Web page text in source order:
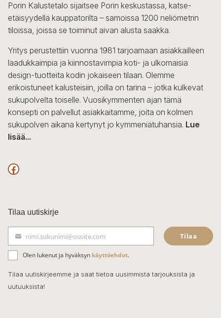
tehdä
valinnat
tuotteen
sivulla.
Porin Kalustetalo sijaitsee Porin keskustassa, katse-
etäisyydellä kauppatorilta – samoissa 1200 neliömetrin
tiloissa, joissa se toiminut aivan alusta saakka.
Yritys perustettiin vuonna 1981 tarjoamaan asiakkailleen
laadukkaimpia ja kiinnostavimpia koti- ja ulkomaisia
design-tuotteita kodin jokaiseen tilaan. Olemme
erikoistuneet kalusteisiin, joilla on tarina – jotka kulkevat
sukupolvelta toiselle. Vuosikymmenten ajan tämä
konsepti on palvellut asiakkaitamme, joita on kolmen
sukupolven aikana kertynyt jo kymmeniätuhansia. Lue
lisää...
F
c
e
b
o
o
k
Tilaa uutiskirje
ä
h
k
nimi.sukunimi@osoite.com Tilaa
Olen lukenut ja hyväksyn käyttöehdot.
Tilaa uutiskirjeemme ja saat tietoa uusimmista tarjouksista ja
uutuuksista!